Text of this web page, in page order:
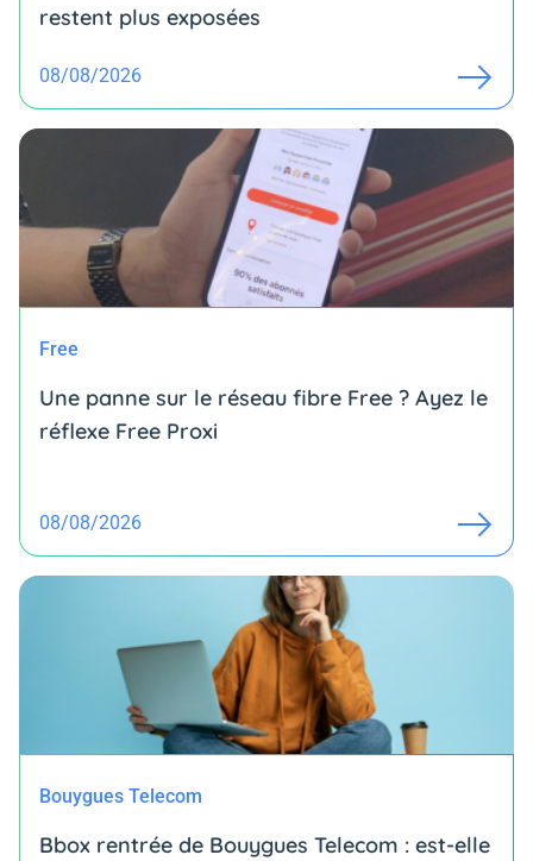
restent plus exposées
08/08/2026
Free
Une panne sur le réseau fibre Free ? Ayez le
réflexe Free Proxi
08/08/2026
Bouygues Telecom
Bbox rentrée de Bouygues Telecom : est-elle